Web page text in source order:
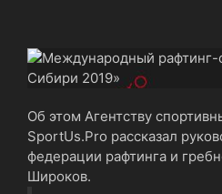
Об этом Агентству
SportUs.Рro рассказал
федерации рафтинга и
Широков.